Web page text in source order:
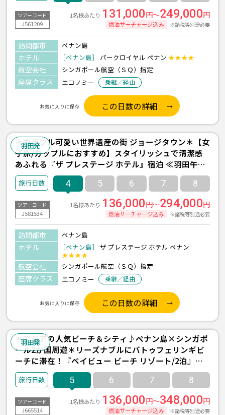
ツアーコード
J561209
1名様あたり 131,000円～249,000円
燃油サーチャージ込み ※諸税等別途必要
訪問都市 ペナン島
ホテル ［ペナン島］ パークロイヤル ペナン ★★★★
航空会社 シンガポール航空（ＳＱ）指定
座席クラス エコノミー 乗継／経由
お気に入りに保存 この日数の詳細
羽田発
＊カラフル可愛い世界遺産の街 ジョージタウン＊【女
子旅/カップルにおすすめ】スタイリッシュで清潔感
あふれる『ザ プレステージ ホテル』宿泊 ≪羽田午前
発/シンガポール航空利用/ペナン島 2泊4日間/朝食付
き≫
4 5 6 7 8
ツアーコード
J581534
1名様あたり 136,000円～294,000円
燃油サーチャージ込み ※諸税等別途必要
訪問都市 ペナン島
ホテル ［ペナン島］
ザ プレステージ ホテル ペナン
★★★★
航空会社 シンガポール航空（ＳＱ）指定
座席クラス エコノミー 乗継／経由
お気に入りに保存 この日数の詳細
羽田発
＊アジアの人気ビーチ＆シティ♪ペナン島×シンガポ
ール2か国周遊＊リーズナブルにバトゥフェリンギビ
ーチに滞在！『ベイビュー ビーチ リゾート/2泊』＆
『ヨークホテル/1泊』宿泊 ≪羽田発/シンガポール航
空利用 3泊5日間≫
5 6 7 8
ツアーコード
J665514
1名様あたり 136,000円～348,000円
燃油サーチャージ込み ※諸税等別途必要